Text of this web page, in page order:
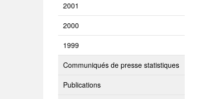
2001
2000
1999
Communiqués de presse statistiques
Publications